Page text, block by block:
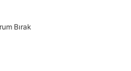
Bırak